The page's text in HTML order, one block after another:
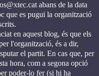
abans de la data
que es pugui la organització
en aquest blog, és que els
l'organització, és a dir,
el partit. En cas que, per
hora, com a segona opció
poder-lo fer (si hi ha